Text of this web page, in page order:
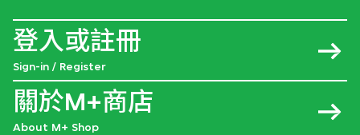
登入或註冊
Sign-in / Register
關於M+商店
About M+ Shop